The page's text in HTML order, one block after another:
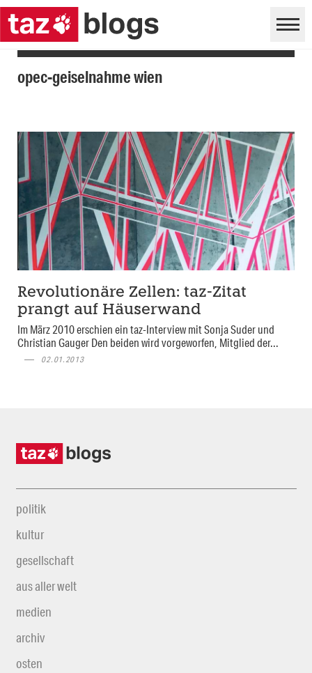
opec-geiselnahme wien
Revolutionäre Zellen: taz-Zitat
prangt auf Häuserwand
Im März 2010 erschien ein taz-Interview mit Sonja Suder und
Christian Gauger Den beiden wird vorgeworfen, Mitglied der...
02.01.2013
politik
kultur
gesellschaft
aus aller welt
medien
archiv
osten